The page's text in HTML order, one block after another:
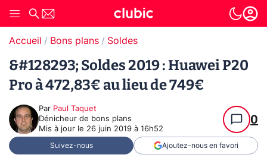
Accueil Bons plans Soldes
&#128293; Soldes 2019 : Huawei P20
Pro à 472,83€ au lieu de 749€
Par Paul Taquet
Dénicheur de bons plans
Mis à jour le 26 juin 2019 à 16h52
0
Suivez-nous Ajoutez-nous en favori